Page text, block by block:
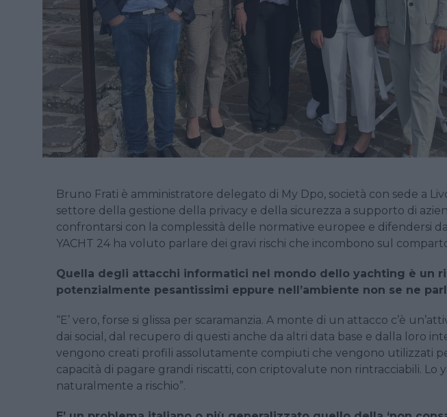
Bruno Frati è amministratore delegato di My Dpo, società con sede a
settore della gestione della privacy e della sicurezza a supporto di
confrontarsi con la complessità delle normative europee e difendersi
YACHT 24 ha voluto parlare dei gravi rischi che incombono sul
Quella degli attacchi informatici nel mondo dello yachting è un
potenzialmente pesantissimi eppure nell’ambiente non se ne
“E’ vero, forse si glissa per scaramanzia. A monte di un attacco c’è
dai social, dal recupero di questi anche da altri data base e dalla loro
vengono creati profili assolutamente compiuti che vengono utilizzati
capacità di pagare grandi riscatti, con criptovalute non rintracciabili. Lo
naturalmente a rischio”.